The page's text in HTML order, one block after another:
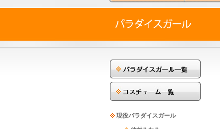
現役パラダイスガール